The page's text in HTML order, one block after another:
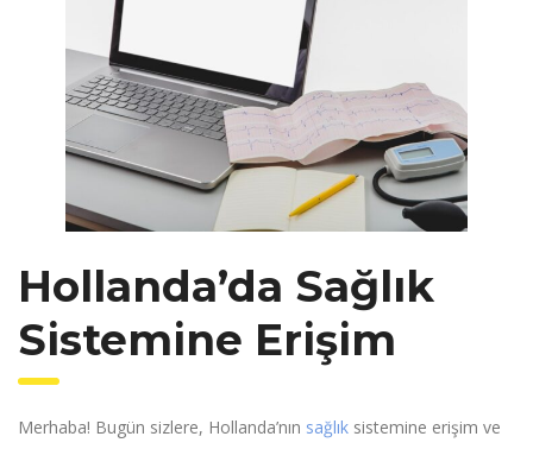
Hollanda’da Sağlık
Sistemine Erişim
Merhaba! Bugün sizlere, Hollanda’nın sağlık sistemine erişim ve